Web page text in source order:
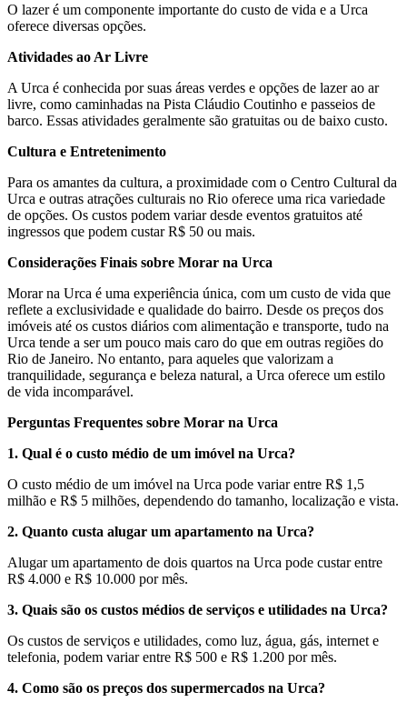
O lazer é um componente importante do custo de vida e a Urca
oferece diversas opções.
Atividades ao Ar Livre
A Urca é conhecida por suas áreas verdes e opções de lazer ao ar
livre, como caminhadas na Pista Cláudio Coutinho e passeios de
barco. Essas atividades geralmente são gratuitas ou de baixo custo.
Cultura e Entretenimento
Para os amantes da cultura, a proximidade com o Centro Cultural da
Urca e outras atrações culturais no Rio oferece uma rica variedade
de opções. Os custos podem variar desde eventos gratuitos até
ingressos que podem custar R$ 50 ou mais.
Considerações Finais sobre Morar na Urca
Morar na Urca é uma experiência única, com um custo de vida que
reflete a exclusividade e qualidade do bairro. Desde os preços dos
imóveis até os custos diários com alimentação e transporte, tudo na
Urca tende a ser um pouco mais caro do que em outras regiões do
Rio de Janeiro. No entanto, para aqueles que valorizam a
tranquilidade, segurança e beleza natural, a Urca oferece um estilo
de vida incomparável.
Perguntas Frequentes sobre Morar na Urca
1. Qual é o custo médio de um imóvel na Urca?
O custo médio de um imóvel na Urca pode variar entre R$ 1,5
milhão e R$ 5 milhões, dependendo do tamanho, localização e vista.
2. Quanto custa alugar um apartamento na Urca?
Alugar um apartamento de dois quartos na Urca pode custar entre
R$ 4.000 e R$ 10.000 por mês.
3. Quais são os custos médios de serviços e utilidades na Urca?
Os custos de serviços e utilidades, como luz, água, gás, internet e
telefonia, podem variar entre R$ 500 e R$ 1.200 por mês.
4. Como são os preços dos supermercados na Urca?